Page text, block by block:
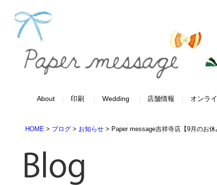
About 印刷 Wedding 店舗情報 オンラ
HOME > ブログ > お知らせ > Paper message吉祥寺店【9月のお